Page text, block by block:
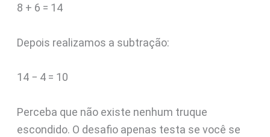
8 + 6 = 14
Depois realizamos a subtração:
14 − 4 = 10
Perceba que não existe nenhum truque
escondido. O desafio apenas testa se você se